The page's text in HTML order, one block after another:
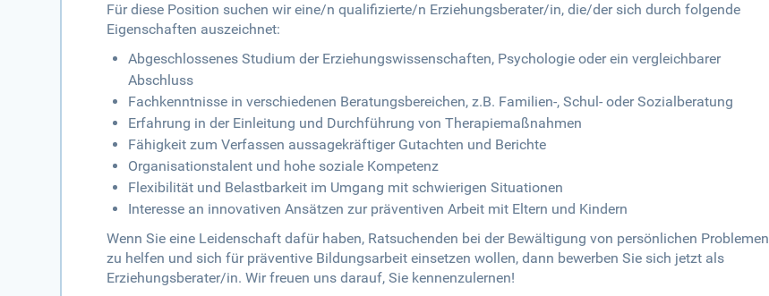
Für diese Position suchen wir eine/n qualifizierte/n Erziehungsberater/in, die/der sich durch folgende
Eigenschaften auszeichnet:
Abgeschlossenes Studium der Erziehungswissenschaften, Psychologie oder ein vergleichbarer
Abschluss
Fachkenntnisse in verschiedenen Beratungsbereichen, z.B. Familien-, Schul- oder Sozialberatung
Erfahrung in der Einleitung und Durchführung von Therapiemaßnahmen
Fähigkeit zum Verfassen aussagekräftiger Gutachten und Berichte
Organisationstalent und hohe soziale Kompetenz
Flexibilität und Belastbarkeit im Umgang mit schwierigen Situationen
Interesse an innovativen Ansätzen zur präventiven Arbeit mit Eltern und Kindern
Wenn Sie eine Leidenschaft dafür haben, Ratsuchenden bei der Bewältigung von persönlichen Problemen
zu helfen und sich für präventive Bildungsarbeit einsetzen wollen, dann bewerben Sie sich jetzt als
Erziehungsberater/in. Wir freuen uns darauf, Sie kennenzulernen!